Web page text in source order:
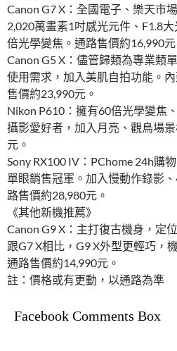
Canon G7 X：全國電子、樂天市
2,020萬畫素1吋感光元件、F1.8
倍光學變焦。通路售價約16,990元
Canon G5 X：儘管歸類為專業類
使用需求，加入美肌自拍功能。
售價約23,990元。
Nikon P610：擁有60倍光學變焦
攝影愛好者，加入月亮、觀鳥場
元。
Sony RX100 IV：PChome 24h購
單眼銷售冠軍。加入慢動作錄影
路售價約28,980元。
《其他新機推薦》
Canon G9 X：主打復古機身，定
跟G7 X相比，G9 X外型更輕巧，
通路售價約14,990元。
註：價格或有更動，以通路為準
Facebook Comments Box